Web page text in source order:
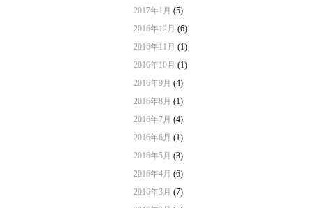
2017年1月 (5)
2016年12月 (6)
2016年11月 (1)
2016年10月 (1)
2016年9月 (4)
2016年8月 (1)
2016年7月 (4)
2016年6月 (1)
2016年5月 (3)
2016年4月 (6)
2016年3月 (7)